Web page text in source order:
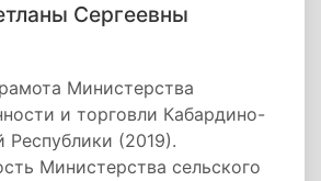
Сергеевны
Министерства
и торговли Кабардино-
Республики (2019).
Министерства сельского